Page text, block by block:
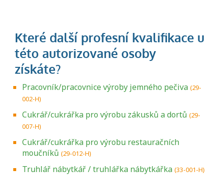
Pracovník/pracovnice výroby jemného pečiva (29-
002-H)
Cukrář/cukrářka pro výrobu zákusků a dortů (29-
007-H)
Cukrář/cukrářka pro výrobu restauračních
moučníků (29-012-H)
Truhlář nábytkář / truhlářka nábytkářka (33-001-H)